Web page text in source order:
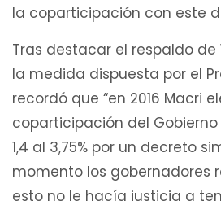
la coparticipación con este
Tras destacar el respaldo de
la medida dispuesta por el
recordó que “en 2016 Macri
coparticipación del
1,4 al 3,75% por un decreto
momento los gobernadores
esto no le hacía justicia a